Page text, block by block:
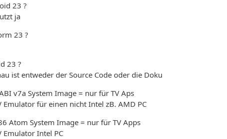
23 ?
ja
23 ?
23 ?
ist entweder der Source Code oder die Doku
v7a System Image = nur für TV Aps
Emulator für einen nicht Intel zB. AMD PC
Atom System Image = nur für TV Apps
Emulator Intel PC